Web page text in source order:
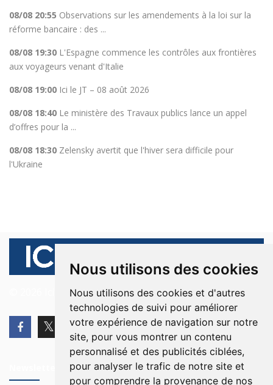
Nous utilisons des cookies
Nous utilisons des cookies et d'autres
technologies de suivi pour améliorer
votre expérience de navigation sur notre
site, pour vous montrer un contenu
personnalisé et des publicités ciblées,
pour analyser le trafic de notre site et
pour comprendre la provenance de nos
08/08 20:55 Observations sur les amendements à la loi sur la
réforme bancaire : des ...
08/08 19:30 L'Espagne commence les contrôles aux frontières
aux voyageurs venant d'Italie
08/08 19:00 Ici le JT – 08 août 2026
08/08 18:40 Le ministère des Travaux publics lance un appel
d’offres pour la ...
08/08 18:30 Zelensky avertit que l'hiver sera difficile pour
l'Ukraine
© 2026 Ici Beyrouth. Tous les droits sont réservés.